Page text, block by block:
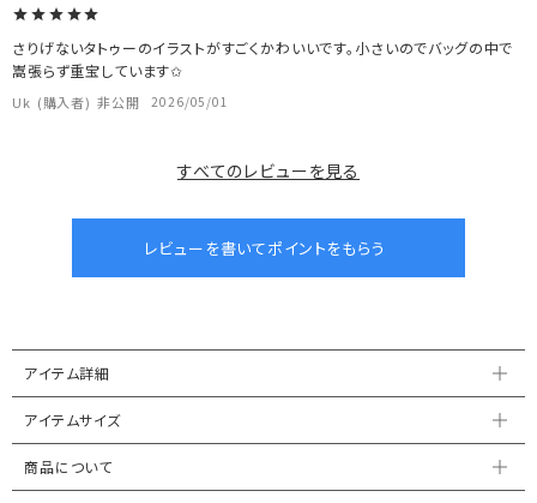
Uk 購入者 非公開 2026/05/01
さりげないタトゥーのイラストがすごくかわいいです。小さいのでバッグの中で
嵩張らず重宝しています✩
すべてのレビューを見る
アイテム詳細
アイテムサイズ
商品について